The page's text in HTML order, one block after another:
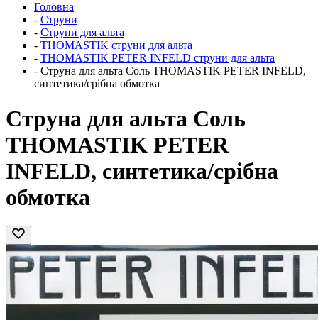
Головна
- Струни
- Струни для альта
- THOMASTIK струни для альта
- THOMASTIK PETER INFELD струни для альта
- Струна для альта Соль THOMASTIK PETER INFELD,
синтетика/срібна обмотка
Струна для альта Соль
THOMASTIK PETER
INFELD, синтетика/срібна
обмотка